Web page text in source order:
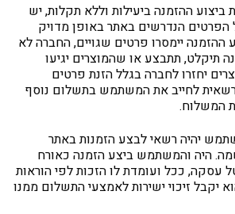
ביצוע ההזמנה ביעילות וללא תקלות, יש
הנדרשים באתר באופן מדויק
ההזמנה יימסרו פרטים שגויים, החברה לא
תיקלט, תתבצע או שהמוצרים יגיעו
יחזרו לחברה בגלל הזנת פרטים
רשאית לחייב את המשתמש בתשלום נוסף
המשלוח.
יהיה רשאי לבצע הזמנות באתר
היה והמשתמש ביצע הזמנה כאורח
עסקה, ככל ועומדת לו הזכות לפי הוראות
יקבל זיכוי ישירות לאמצעי התשלום ממנו